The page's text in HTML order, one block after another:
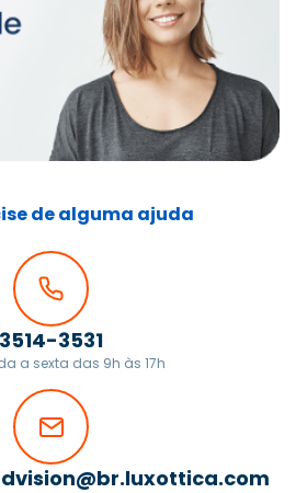
de alguma ajuda
3531
a sexta das 9h às 17h